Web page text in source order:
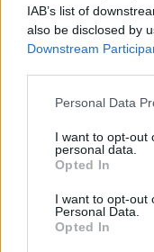
IAB’s list of
also be disclosed by
Downstream
Please note that this
not limited to your
grant or deny
use your data for
consent section.
Personal Data
I want to opt-out
personal data.
Opted In
I want to opt-out
Personal Data.
Opted In
Vuoi
Puoi abbonarti